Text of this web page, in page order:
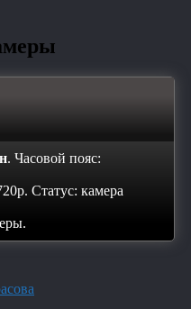
. Часовой пояс:
Статус: камера